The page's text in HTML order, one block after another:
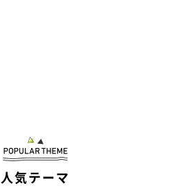
人気テーマ